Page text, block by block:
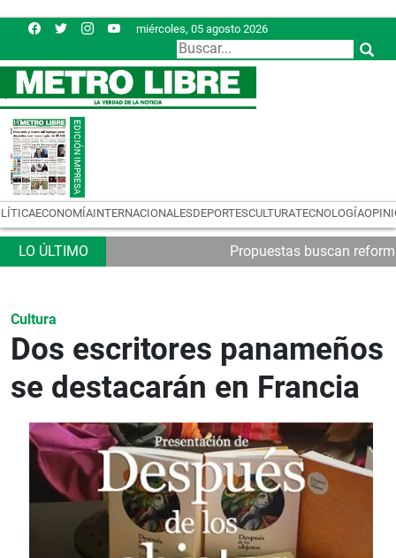
miércoles, 05 agosto 2026
ECONOMÍAINTERNACIONALESDEPORTESCULTURATECNOLOGÍA
Propuestas buscan
Cultura
Dos escritores panameños
se destacarán en Francia